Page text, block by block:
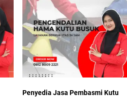
Penyedia Jasa Pembasmi Kutu